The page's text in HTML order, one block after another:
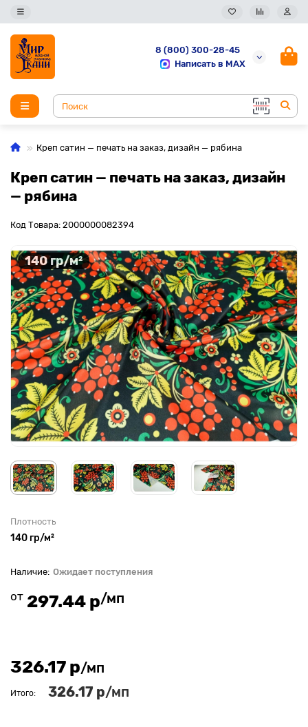
8 (800) 300-28-45
Написать в MAX
Креп сатин — печать на заказ, дизайн — рябина
Креп сатин — печать на заказ, дизайн
— рябина
Код Товара: 2000000082394
140 гр/м²
Плотность
140 гр/м²
Ожидает поступления
от 297.44 р/мп
326.17 р/мп
Итого: 326.17 р/мп